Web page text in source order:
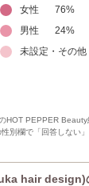
女性 76%
男性
24%
未設定・その他
PEPPER Beauty
別欄で「回答しない
hair design)